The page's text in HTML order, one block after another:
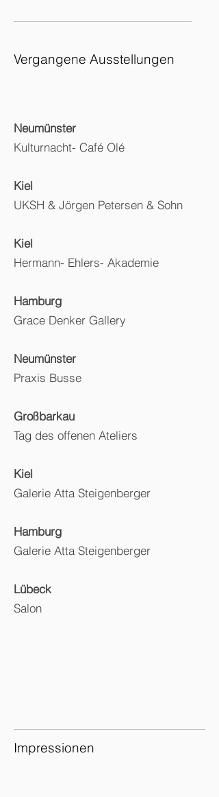
Vergangene Ausstellungen
Neumünster
Kulturnacht- Café Olé
Kiel
UKSH & Jörgen Petersen & Sohn
Kiel
Hermann- Ehlers- Akademie
Hamburg
Grace Denker Gallery
Neumünster
Praxis Busse
Großbarkau
Tag des offenen Ateliers
Kiel
Galerie Atta Steigenberger
Hamburg
Galerie Atta Steigenberger
Lübeck
Salon
Impressionen